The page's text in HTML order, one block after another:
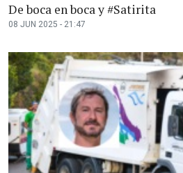
De boca en boca y #Satirita
08 JUN 2025 - 21:47